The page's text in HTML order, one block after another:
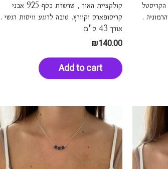
קולקציית האור ,שרשרת כסף 925 הקריסטל
.
קולקציית האור , שרשרת כסף 925 אבני
קריסופארס וקוורץ. טובה לרוגע וויסות רגשי .
אורך 43 ס"מ
₪140.00
Add to cart